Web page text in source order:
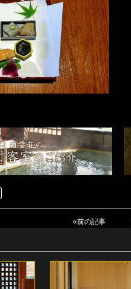
«前の記事